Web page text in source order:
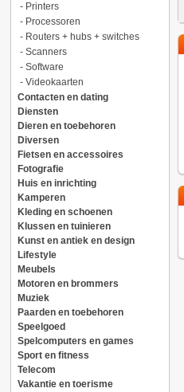
- Printers
- Processoren
- Routers + hubs + switches
- Scanners
- Software
- Videokaarten
Contacten en dating
Diensten
Dieren en toebehoren
Diversen
Fietsen en accessoires
Fotografie
Huis en inrichting
Kamperen
Kleding en schoenen
Klussen en tuinieren
Kunst en antiek en design
Lifestyle
Meubels
Motoren en brommers
Muziek
Paarden en toebehoren
Speelgoed
Spelcomputers en games
Sport en fitness
Telecom
Vakantie en toerisme